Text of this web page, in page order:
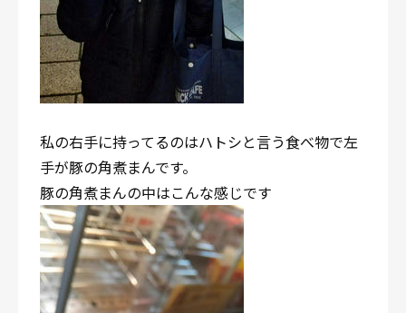
私の右手に持ってるのはハトシと言う食べ物で左
手が豚の角煮まんです。
豚の角煮まんの中はこんな感じです